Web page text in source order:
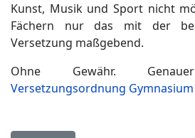
Kunst, Musik und Sport nicht
Fächern nur das mit der
Versetzung maßgebend.
Ohne Gewähr.
Versetzungsordnung Gymnasium